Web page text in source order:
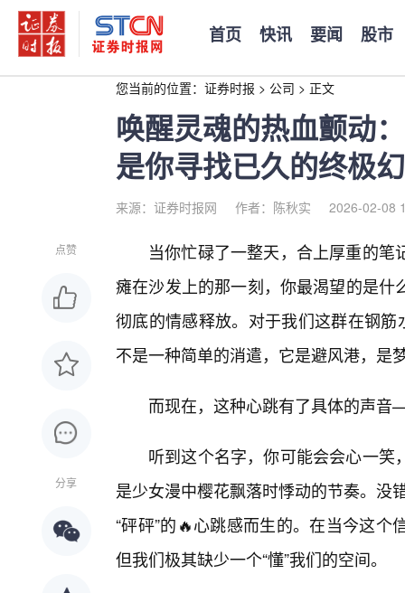
首页 快讯 要闻 股市
您当前的位置： 证券时报 > 公司 > 正文
唤醒灵魂的热血颤动
是你寻找已久的终极
来源：证券时报网 作者：陈秋实 2026-02-08
点赞
分享
当你忙碌了一整天，合上厚重的
瘫在沙发上的那一刻，你最渴望的是
彻底的情感释放。对于我们这群在钢
不是一种简单的消遣，它是避风港，是
而现在，这种心跳有了具体的声
听到这个名字，你可能会会心一
是少女漫中樱花飘落时悸动的节奏。没
“砰砰”的🔥心跳感而生的。在当今这
但我们极其缺少一个“懂”我们的空间。